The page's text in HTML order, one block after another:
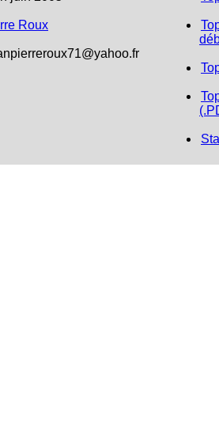
Roux